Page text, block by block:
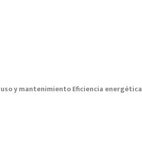
y mantenimientoEficiencia energética